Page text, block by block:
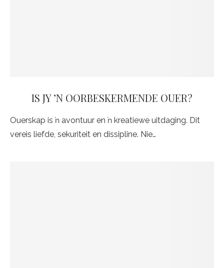
IS JY ʼN OORBESKERMENDE OUER?
Ouerskap is ŉ avontuur en ŉ kreatiewe uitdaging. Dit
vereis liefde, sekuriteit en dissipline. Nie…